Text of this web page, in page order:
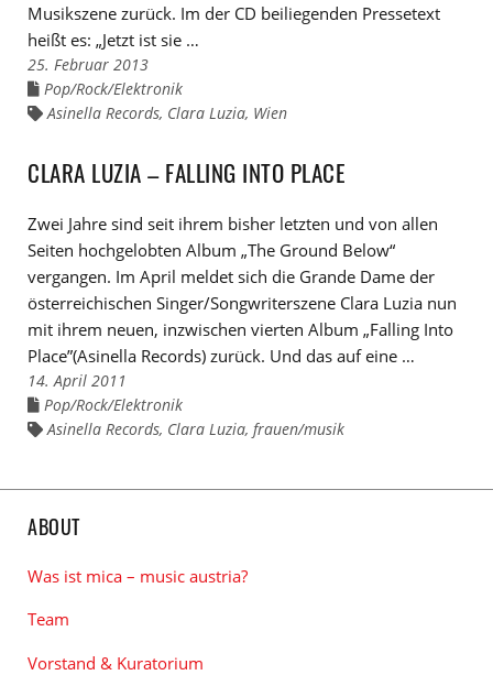
Musikszene zurück. Im der CD beiliegenden Pressetext
heißt es: „Jetzt ist sie …
25. Februar 2013
Links
den
Pop/Rock/Elektronik
Links
Asinella Records, Clara Luzia, Wien
CLARA LUZIA – FALLING INTO PLACE
Zwei Jahre sind seit ihrem bisher letzten und von allen
Seiten hochgelobten Album „The Ground Below“
vergangen. Im April meldet sich die Grande Dame der
österreichischen Singer/Songwriterszene Clara Luzia nun
mit ihrem neuen, inzwischen vierten Album „Falling Into
Place”(Asinella Records) zurück. Und das auf eine …
14. April 2011
Links
den
Pop/Rock/Elektronik
Links
Asinella Records, Clara Luzia, frauen/musik
ABOUT
Was ist mica – music austria?
Team
Vorstand & Kuratorium